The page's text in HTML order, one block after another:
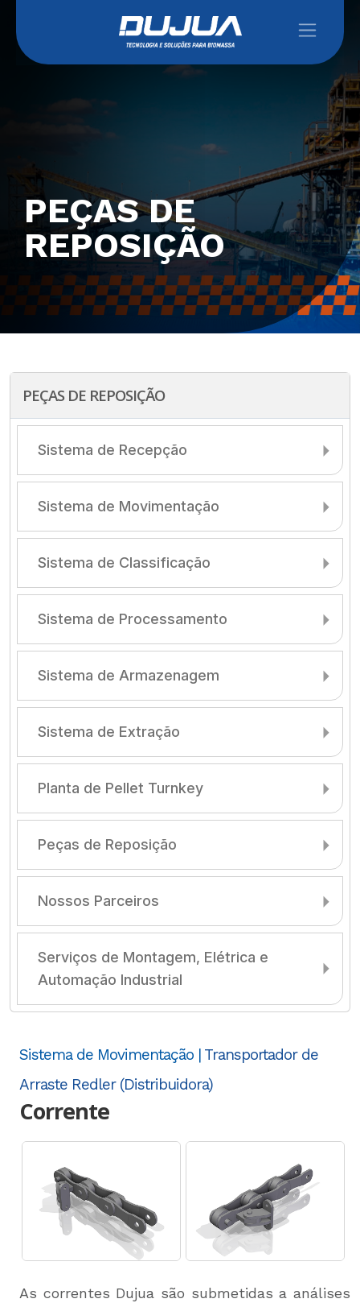
PEÇAS DE
REPOSIÇÃO
PEÇAS DE REPOSIÇÃO
Sistema de Recepção
Sistema de Movimentação
Sistema de Classificação
Sistema de Processamento
Sistema de Armazenagem
Sistema de Extração
Planta de Pellet Turnkey
Peças de Reposição
Nossos Parceiros
Serviços de Montagem, Elétrica e
Automação Industrial
Sistema de Movimentação | Transportador de
Arraste Redler (Distribuidora)
Corrente
As correntes Dujua são submetidas a análises